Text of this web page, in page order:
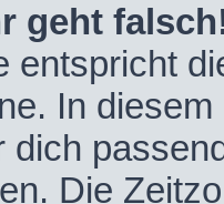
geht
entspricht
In
dich
Die